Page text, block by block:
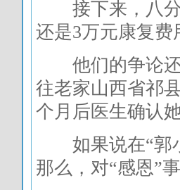
接下来，八分
还是3万元康复费
他们的争论还
往老家山西省祁
个月后医生确认
如果说在“郭小
那么，对“感恩”